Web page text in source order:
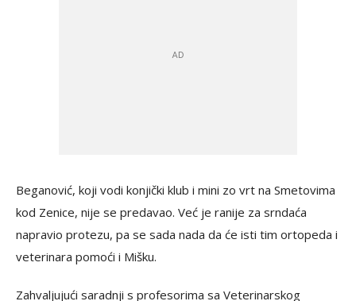
Beganović, koji vodi konjički klub i mini zo vrt na Smetovima
kod Zenice, nije se predavao. Već je ranije za srndaća
napravio protezu, pa se sada nada da će isti tim ortopeda i
veterinara pomoći i Mišku.
Zahvaljujući saradnji s profesorima sa Veterinarskog